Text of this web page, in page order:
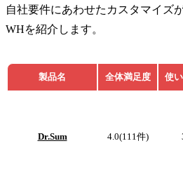
自社要件にあわせたカスタマイズ
WHを紹介します。
製品名 全体満足度 使
Dr.Sum 4.0(111件)